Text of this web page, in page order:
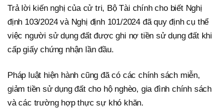
Trả lời kiến nghị của cử tri, Bộ Tài chính cho biết Nghị
định 103/2024 và Nghị định 101/2024 đã quy định cụ thể
việc người sử dụng đất được ghi nợ tiền sử dụng đất khi
cấp giấy chứng nhận lần đầu.
Pháp luật hiện hành cũng đã có các chính sách miễn,
giảm tiền sử dụng đất cho hộ nghèo, gia đình chính sách
và các trường hợp thực sự khó khăn.